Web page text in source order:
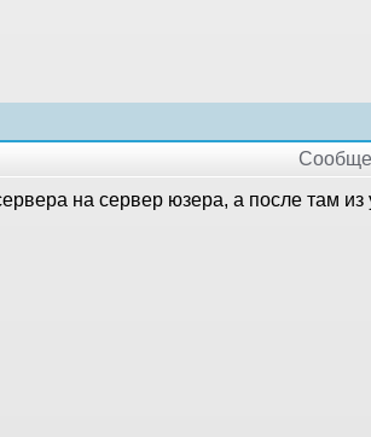
на сервер юзера, а после там из